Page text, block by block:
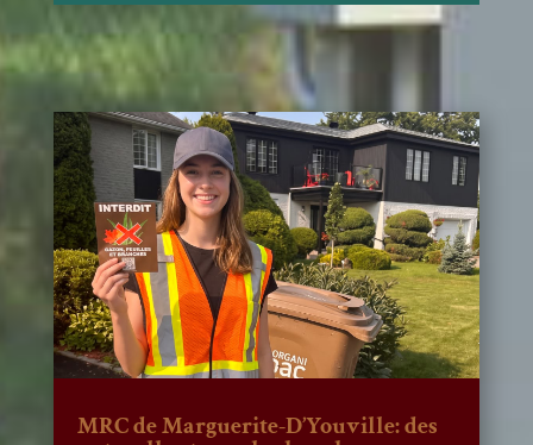
MRC de Marguerite-D’Youville: des